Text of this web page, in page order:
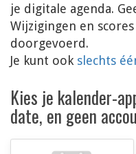
je digitale agenda.
Wijzigingen en
doorgevoerd.
Je kunt ook slechts
Kies je kalender-
date, en geen